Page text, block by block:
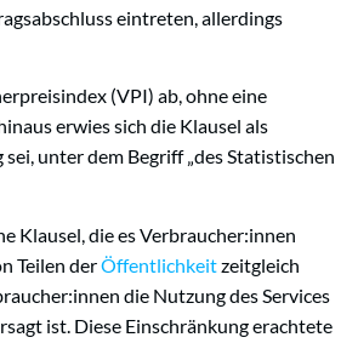
eintreten, allerdings
(VPI) ab, ohne eine
erwies sich die Klausel als
unter dem Begriff „des Statistischen
Klausel, die es Verbraucher:innen
Teilen derÖffentlichkeitzeitgleich
die Nutzung des Services
ist. Diese Einschränkung erachtete